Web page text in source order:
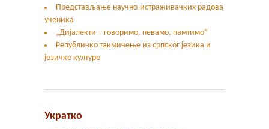
Представљање научно-истраживачких радова
ученика
„Дијалекти – говоримо, певамо, памтимо“
Републичко такмичење из српског језика и
језичке културе
Укратко